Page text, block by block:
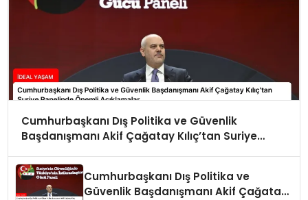
Cumhurbaşkanı Dış Politika ve Güvenlik
Başdanışmanı Akif Çağatay Kılıç’tan Suriye
Cumhurbaşkanı Dış Politika ve
Güvenlik Başdanışmanı Akif Çağatay